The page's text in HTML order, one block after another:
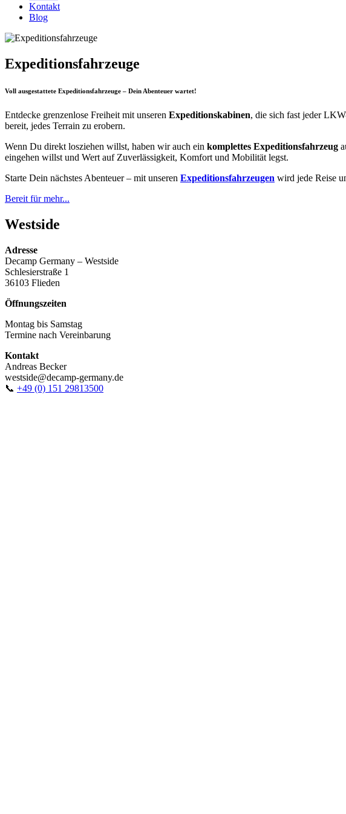
Kontakt
Blog
Expeditionsfahrzeuge
Voll ausgestattete Expeditionsfahrzeuge – Dein Abenteuer wartet!
Entdecke grenzenlose Freiheit mit unseren Expeditionskabinen, die sich fast jeder
bereit, jedes Terrain zu erobern.
Wenn Du direkt losziehen willst, haben wir auch ein komplettes Expeditionsfahrzeug
eingehen willst und Wert auf Zuverlässigkeit, Komfort und Mobilität legst.
Starte Dein nächstes Abenteuer – mit unseren Expeditionsfahrzeugen wird jede Reise
Bereit für mehr...
Westside
Adresse
Decamp Germany – Westside
Schlesierstraße 1
36103 Flieden
Öffnungszeiten
Montag bis Samstag
Termine nach Vereinbarung
Kontakt
Andreas Becker
westside@decamp-germany.de
📞 +49 (0) 151 29813500